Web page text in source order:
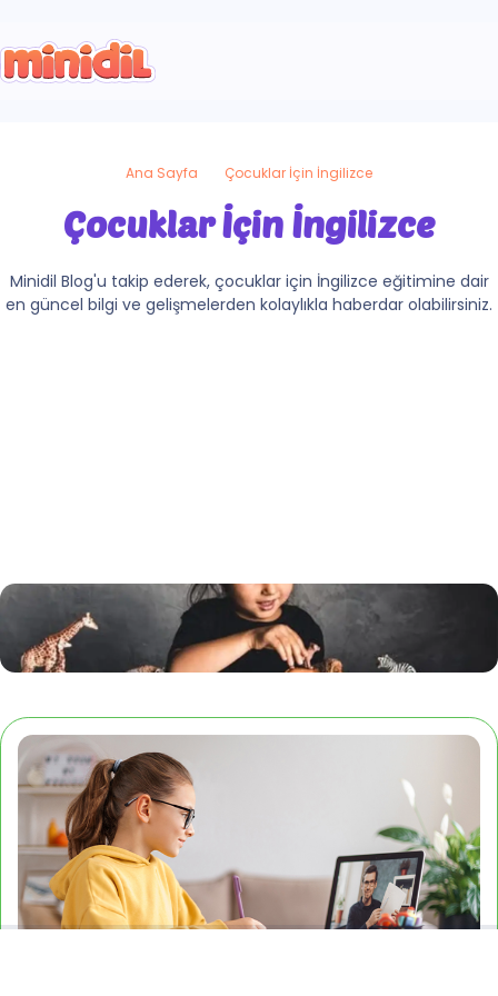
Ana Sayfa Çocuklar İçin İngilizce
Çocuklar İçin İngilizce
Minidil Blog'u takip ederek, çocuklar için İngilizce eğitimine dair
en güncel bilgi ve gelişmelerden kolaylıkla haberdar olabilirsiniz.